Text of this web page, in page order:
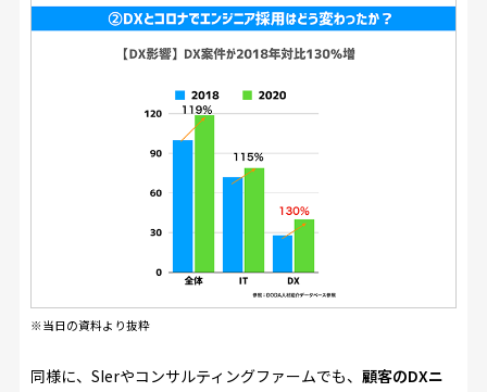
※当日の資料より抜粋
同様に、SIerやコンサルティングファームでも、 顧客のDXニ